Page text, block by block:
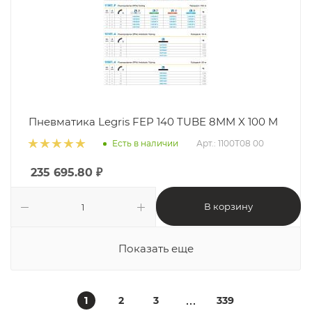
Пневматика Legris FEP 140 TUBE 8MM X 100 M
Есть в наличии Арт.: 1100T08 00
235 695.80 ₽
В корзину
Показать еще
1 2 3 339